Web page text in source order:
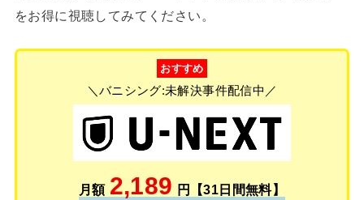
をお得に視聴してみてください。
おすすめ
＼バニシング:未解決事件配信中／
月額 2,189 円【31日間無料】